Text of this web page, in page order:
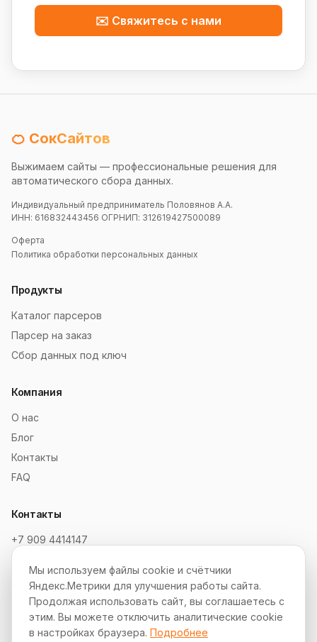
✉️ Свяжитесь с нами
🍊 СокСайтов
Выжимаем сайты — профессиональные решения для
автоматического сбора данных.
Индивидуальный предприниматель Половянов А.А.
ИНН: 616832443456 ОГРНИП: 312619427500089
Оферта
Политика обработки персональных данных
Продукты
Каталог парсеров
Парсер на заказ
Сбор данных под ключ
Компания
О нас
Блог
Контакты
FAQ
Контакты
+7 909 4414147
Telegram: @SokSaitov_bot
Пн–Пт, 10:00–19:00
Партнёрская программа
Мы используем файлы cookie и счётчики
Яндекс.Метрики для улучшения работы сайта.
Продолжая использовать сайт, вы соглашаетесь с
этим. Вы можете отключить аналитические cookie
в настройках браузера. Подробнее